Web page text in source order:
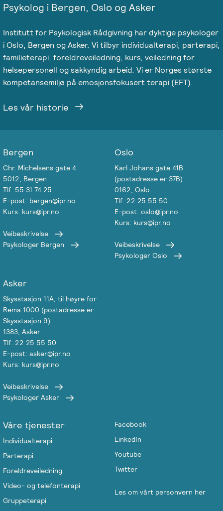
Psykolog i Bergen, Oslo og Asker
Institutt for Psykologisk Rådgivning har dyktige psykologer
i Oslo, Bergen og Asker. Vi tilbyr individualterapi, parterapi,
familieterapi, foreldreveiledning, kurs, veiledning for
helsepersonell og sakkyndig arbeid. Vi er Norges største
kompetansemiljø på emosjonsfokusert terapi (EFT).
Les vår historie
Bergen
Chr. Michelsens gate 4
5012, Bergen
Tlf: 55 31 74 25
E-post: bergen@ipr.no
Kurs: kurs@ipr.no
Veibeskrivelse
Psykologer Bergen
Oslo
Karl Johans gate 41B
(postadresse er 37B)
0162, Oslo
Tlf: 22 25 55 50
E-post: oslo@ipr.no
Kurs: kurs@ipr.no
Veibeskrivelse
Psykologer Oslo
Asker
Skysstasjon 11A, til høyre for
Rema 1000 (postadresse er
Skysstasjon 9)
1383, Asker
Tlf: 22 25 55 50
E-post: asker@ipr.no
Kurs: kurs@ipr.no
Veibeskrivelse
Psykologer Asker
Våre tjenester
Individualterapi
Parterapi
Foreldreveiledning
Video- og telefonterapi
Gruppeterapi
Facebook
LinkedIn
Youtube
Twitter
Les om vårt personvern her